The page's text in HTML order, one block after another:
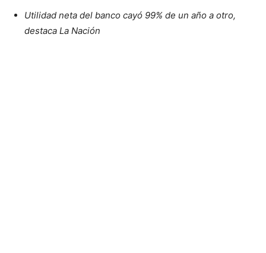
Utilidad neta del banco cayó 99% de un año a otro,
destaca La Nación